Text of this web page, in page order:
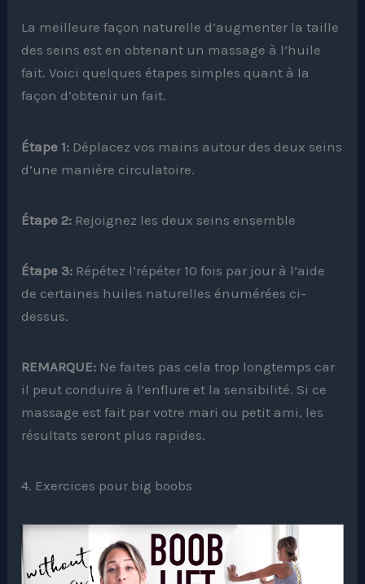
La meilleure façon naturelle d’augmenter la taille
des seins est en obtenant un massage à l’huile
fait. Voici quelques étapes simples quant à la
façon d’obtenir un fait.
Étape 1: Déplacez vos mains autour des deux seins
d’une manière circulatoire.
Étape 2: Rejoignez les deux seins ensemble
Étape 3: Répétez l’répéter 10 fois par jour à l’aide
de certaines huiles naturelles énumérées ci-
dessus.
REMARQUE: Ne faites pas cela trop longtemps car
il peut conduire à l’enflure et la sensibilité. Si ce
massage est fait par votre mari ou petit ami, les
résultats seront plus rapides.
4. Exercices pour big boobs